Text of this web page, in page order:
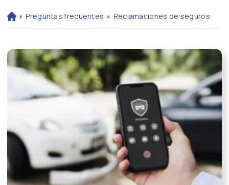
Ini » Preguntas frecuentes » Reclamaciones de seguros